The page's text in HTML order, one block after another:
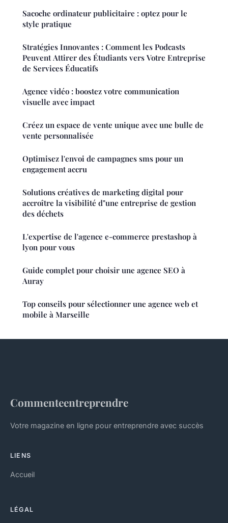
Sacoche ordinateur publicitaire : optez pour le
style pratique
Stratégies Innovantes : Comment les Podcasts
Peuvent Attirer des Étudiants vers Votre Entreprise
de Services Éducatifs
Agence vidéo : boostez votre communication
visuelle avec impact
Créez un espace de vente unique avec une bulle de
vente personnalisée
Optimisez l'envoi de campagnes sms pour un
engagement accru
Solutions créatives de marketing digital pour
accroître la visibilité d"une entreprise de gestion
des déchets
L'expertise de l'agence e-commerce prestashop à
lyon pour vous
Guide complet pour choisir une agence SEO à
Auray
Top conseils pour sélectionner une agence web et
mobile à Marseille
Commenteentreprendre
Votre magazine en ligne pour entreprendre avec succès
LIENS
Accueil
LÉGAL